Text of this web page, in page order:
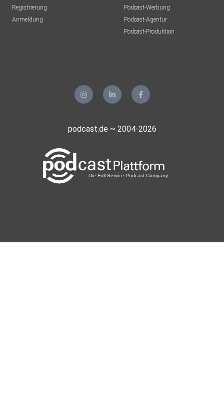
Registrierung
Anmeldung
Podcast-Werbung
Podcast-Agentur
Podcast-Produktion
podcast.de ~ 2004-2026